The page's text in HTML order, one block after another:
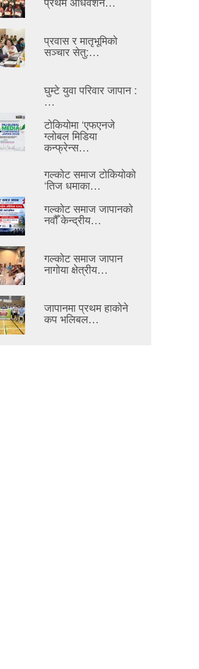
प्रवास र मातृभूमिको
सञ्चार सेतु:…
घुम्टे युवा परिवार जापान :
…
टोकियोमा ‘एफएनजे
ग्लोबल मिडिया
कन्फ्रेन्स…
गल्कोट समाज टोकियोको
‘तिज धमाका…
गल्कोट समाज जापानको
नवौँ केन्द्रीय…
गल्कोट समाज जापान
नागोया क्षेत्रीय…
जापानमा प्रथम हाकोने
कप भलिबल…